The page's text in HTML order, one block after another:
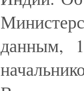
данным,